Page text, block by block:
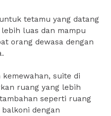
tetamu yang datang
luas dan mampu
orang dewasa dengan
suite di
ruang yang lebih
seperti ruang
dengan